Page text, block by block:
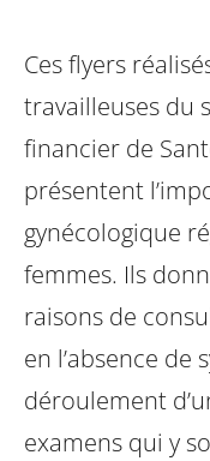
Ces flyers
travailleuses du
financier de
présentent
gynécologique
femmes. Ils
raisons de
en l’absence de
déroulement
examens qui y